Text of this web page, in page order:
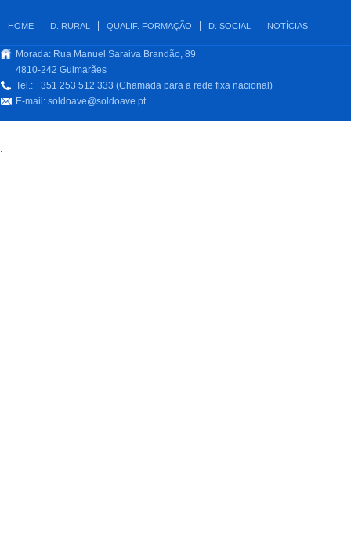
HOME D. RURAL QUALIF. FORMAÇÃO D. SOCIAL NOTÍCIAS
Morada: Rua Manuel Saraiva Brandão, 89
4810-242 Guimarães
Tel.: +351 253 512 333 (Chamada para a rede fixa nacional)
E-mail: soldoave@soldoave.pt
.